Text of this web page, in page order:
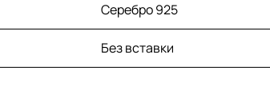
Серебро 925
Без вставки